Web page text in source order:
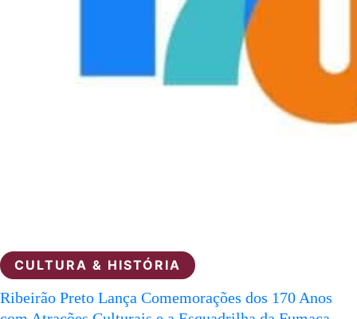
CULTURA & HISTÓRIA
Ribeirão Preto Lança Comemorações dos 170 Anos